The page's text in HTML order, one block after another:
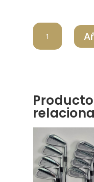
MIZUNO
HIERROS